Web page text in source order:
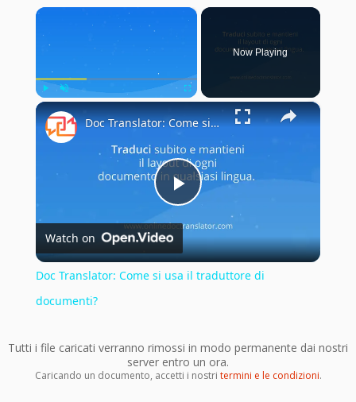
×
Play Unmute Fullscreen
Now Playing
×
Play
Video
Doc Translator: Come si usa il traduttore di documenti?
Watch on
Doc Translator: Come si usa il traduttore di
documenti?
Tutti i file caricati verranno rimossi in modo permanente dai nostri
server entro un ora.
Caricando un documento, accetti i nostri termini e le condizioni.